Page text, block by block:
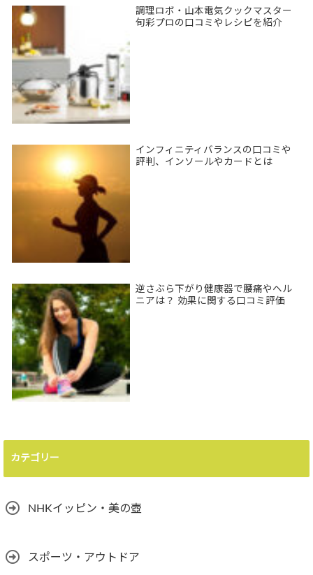
調理ロボ・山本電気クックマスター
旬彩プロの口コミやレシピを紹介
インフィニティバランスの口コミや
評判、インソールやカードとは
逆さぶら下がり健康器で腰痛やヘル
ニアは？ 効果に関する口コミ評価
カテゴリー
NHKイッピン・美の壺
スポーツ・アウトドア